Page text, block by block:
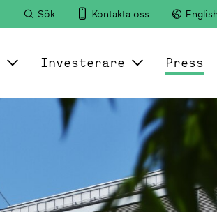
Sök Kontakta oss English
Investerare Press